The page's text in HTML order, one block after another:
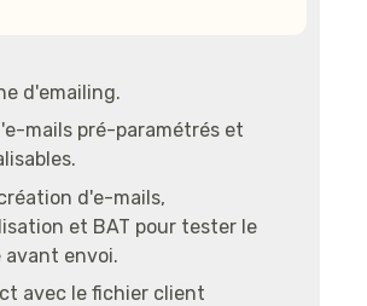
d'emailing.
mails pré-paramétrés et
d'e-mails,
et BAT pour tester le
avant envoi.
avec le fichier client